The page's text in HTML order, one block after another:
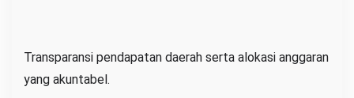
Transparansi pendapatan daerah serta alokasi anggaran
yang akuntabel.